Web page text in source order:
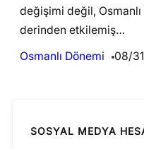
değişimi değil,
derinden etkilemiş…
Osmanlı Dönemi
08/
SOSYAL MEDYA